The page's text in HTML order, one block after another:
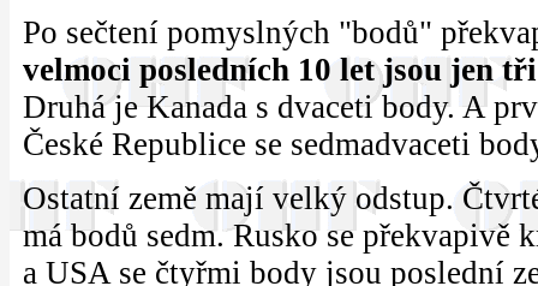
Po sečtení pomyslných "bodů"
velmoci posledních 10 let jsou jen tři
Druhá je Kanada s dvaceti body. A
České Republice se sedmadvaceti
Ostatní země mají velký odstup.
má bodů sedm. Rusko se překvapivě
a USA se čtyřmi body jsou poslední